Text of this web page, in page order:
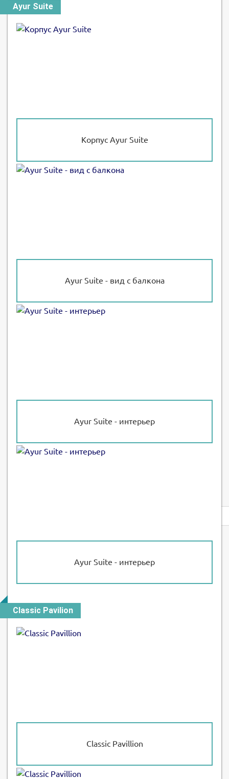
Ayur Suite
Корпус Ayur Suite
Ayur Suite - вид с балкона
Ayur Suite - интерьер
Ayur Suite - интерьер
Classic Pavilion
Classic Pavillion